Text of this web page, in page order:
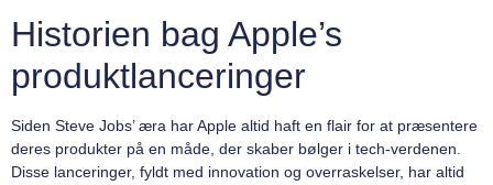
Historien bag Apple’s
produktlanceringer
Siden Steve Jobs’ æra har Apple altid haft en flair for at præsentere
deres produkter på en måde, der skaber bølger i tech-verdenen.
Disse lanceringer, fyldt med innovation og overraskelser, har altid